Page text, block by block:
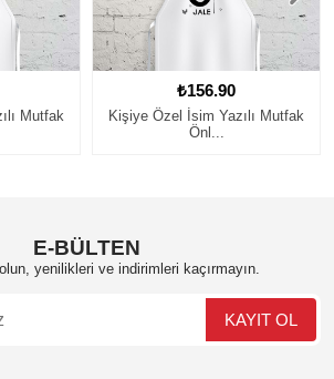
Mutfak
₺156.90
Kişiye Özel İsim Yazılı Mutfak
Önl...
E-BÜLTEN
yenilikleri ve indirimleri kaçırmayın.